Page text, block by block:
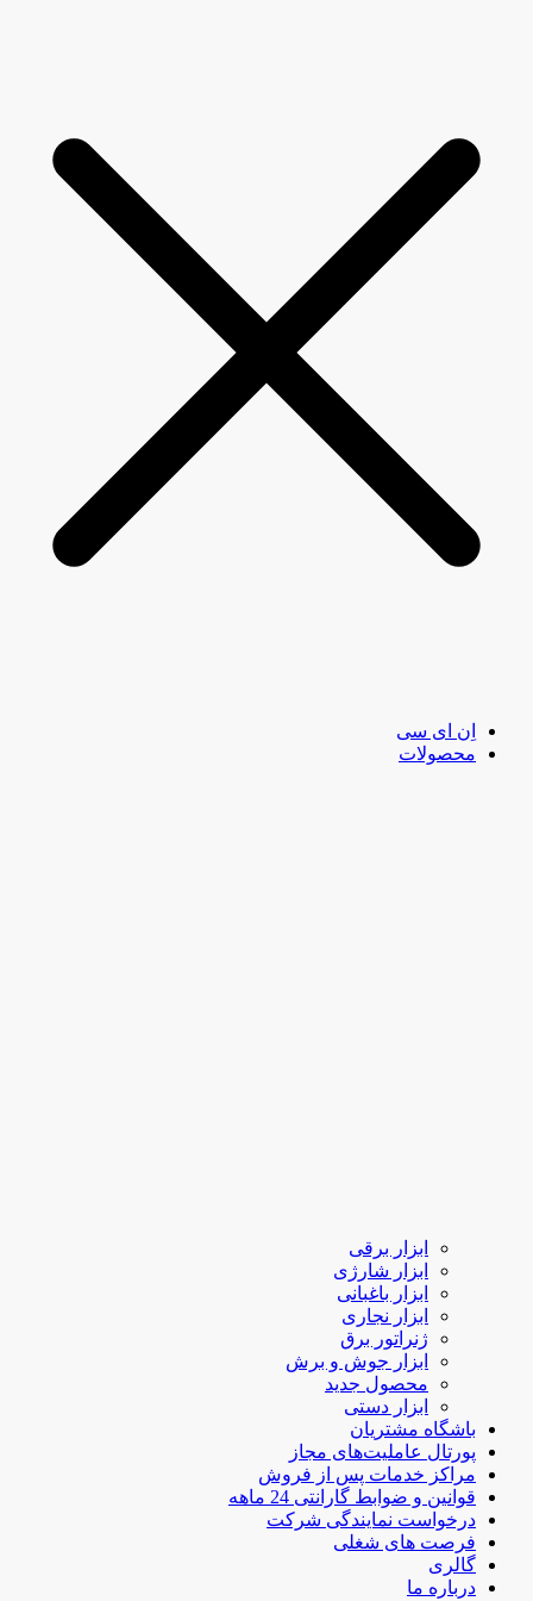
اِن ای سی
محصولات
ابزار برقی
ابزار شارژی
ابزار باغبانی
ابزار نجاری
ژنراتور برق
ابزار جوش و برش
محصول جدید
ابزار دستی
باشگاه مشتریان
پورتال عاملیت‌های مجاز
مراکز خدمات پس از فروش
قوانین و ضوابط گارانتی 24 ماهه
درخواست نمایندگی شرکت
فرصت های شغلی
گالری
درباره ما